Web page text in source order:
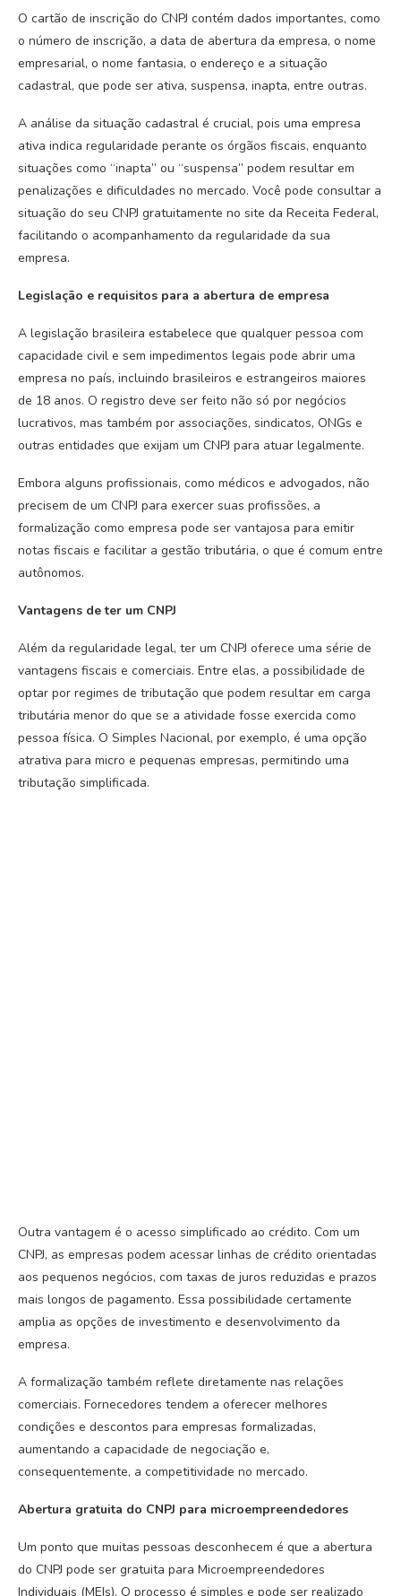
O cartão de inscrição do CNPJ contém dados importantes, como
o número de inscrição, a data de abertura da empresa, o nome
empresarial, o nome fantasia, o endereço e a situação
cadastral, que pode ser ativa, suspensa, inapta, entre outras.
A análise da situação cadastral é crucial, pois uma empresa
ativa indica regularidade perante os órgãos fiscais, enquanto
situações como “inapta” ou “suspensa” podem resultar em
penalizações e dificuldades no mercado. Você pode consultar a
situação do seu CNPJ gratuitamente no site da Receita Federal,
facilitando o acompanhamento da regularidade da sua
empresa.
Legislação e requisitos para a abertura de empresa
A legislação brasileira estabelece que qualquer pessoa com
capacidade civil e sem impedimentos legais pode abrir uma
empresa no país, incluindo brasileiros e estrangeiros maiores
de 18 anos. O registro deve ser feito não só por negócios
lucrativos, mas também por associações, sindicatos, ONGs e
outras entidades que exijam um CNPJ para atuar legalmente.
Embora alguns profissionais, como médicos e advogados, não
precisem de um CNPJ para exercer suas profissões, a
formalização como empresa pode ser vantajosa para emitir
notas fiscais e facilitar a gestão tributária, o que é comum entre
autônomos.
Vantagens de ter um CNPJ
Além da regularidade legal, ter um CNPJ oferece uma série de
vantagens fiscais e comerciais. Entre elas, a possibilidade de
optar por regimes de tributação que podem resultar em carga
tributária menor do que se a atividade fosse exercida como
pessoa física. O Simples Nacional, por exemplo, é uma opção
atrativa para micro e pequenas empresas, permitindo uma
tributação simplificada.
Outra vantagem é o acesso simplificado ao crédito. Com um
CNPJ, as empresas podem acessar linhas de crédito orientadas
aos pequenos negócios, com taxas de juros reduzidas e prazos
mais longos de pagamento. Essa possibilidade certamente
amplia as opções de investimento e desenvolvimento da
empresa.
A formalização também reflete diretamente nas relações
comerciais. Fornecedores tendem a oferecer melhores
condições e descontos para empresas formalizadas,
aumentando a capacidade de negociação e,
consequentemente, a competitividade no mercado.
Abertura gratuita do CNPJ para microempreendedores
Um ponto que muitas pessoas desconhecem é que a abertura
do CNPJ pode ser gratuita para Microempreendedores
Individuais (MEIs). O processo é simples e pode ser realizado